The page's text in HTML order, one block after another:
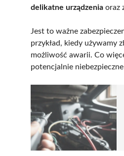
delikatne urządzenia oraz
Jest to ważne
przykład, kiedy używamy
możliwość awarii. Co
potencjalnie